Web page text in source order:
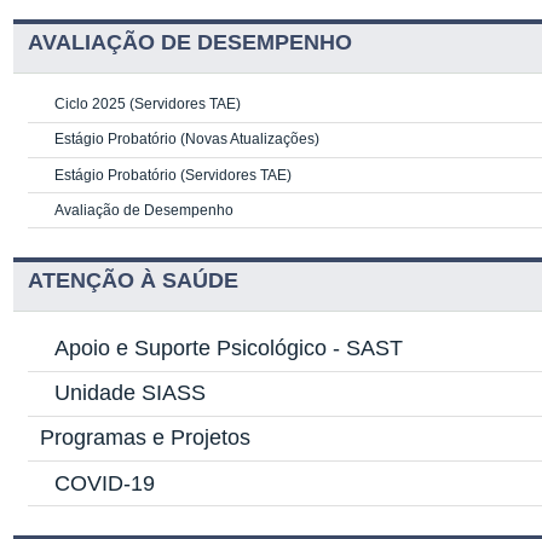
AVALIAÇÃO DE DESEMPENHO
Ciclo 2025 (Servidores TAE)
Estágio Probatório (Novas Atualizações)
Estágio Probatório (Servidores TAE)
Avaliação de Desempenho
ATENÇÃO À SAÚDE
Apoio e Suporte Psicológico - SAST
Unidade SIASS
Programas e Projetos
COVID-19